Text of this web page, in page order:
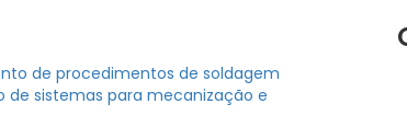
de procedimentos de soldagem
de sistemas para mecanização e